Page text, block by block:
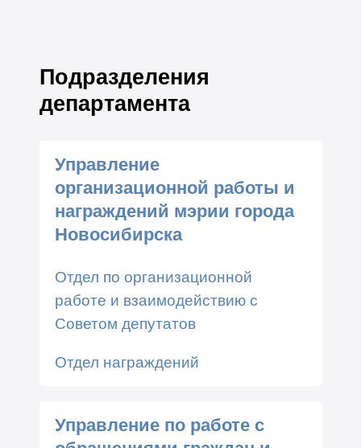
Подразделения
департамента
Управление
организационной работы и
награждений мэрии города
Новосибирска
Отдел по организационной
работе и взаимодействию с
Советом депутатов
Отдел награждений
Управление по работе с